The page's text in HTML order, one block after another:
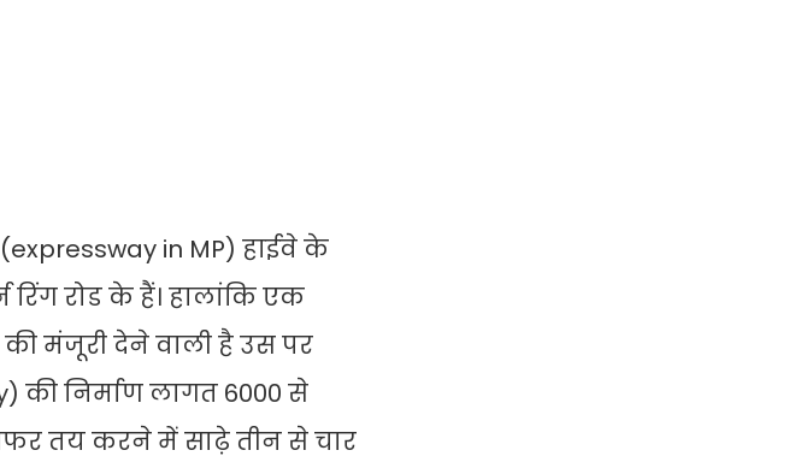
in MP) हाईवे के
रिंग रोड के हैं। हालांकि एक
की मंजूरी देने वाली है उस पर
की निर्माण लागत 6000 से
तय करने में साढ़े तीन से चार